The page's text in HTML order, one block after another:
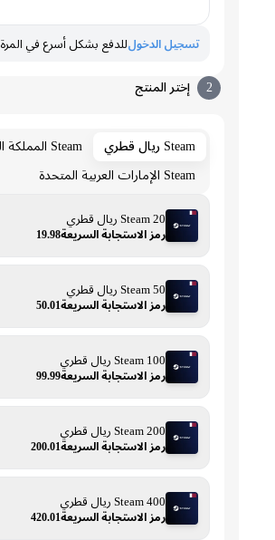
تسجيل الدخول للدفع بشكل أسرع في المرة القادمة
إختر المنتج
Steam المملكة العربية السعودية
Steam 20 ريال قطري
رمز الاستجابة السريعة19.98
Steam 50 ريال قطري
رمز الاستجابة السريعة50.01
Steam 100 ريال قطري
رمز الاستجابة السريعة99.99
Steam 200 ريال قطري
رمز الاستجابة السريعة200.01
Steam 400 ريال قطري
رمز الاستجابة السريعة420.01